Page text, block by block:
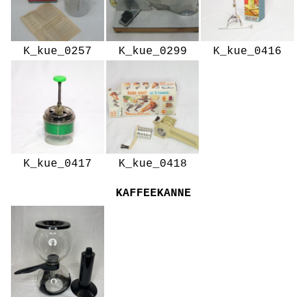
K_kue_0257 K_kue_0299 K_kue_0416
K_kue_0417 K_kue_0418
KAFFEEKANNE